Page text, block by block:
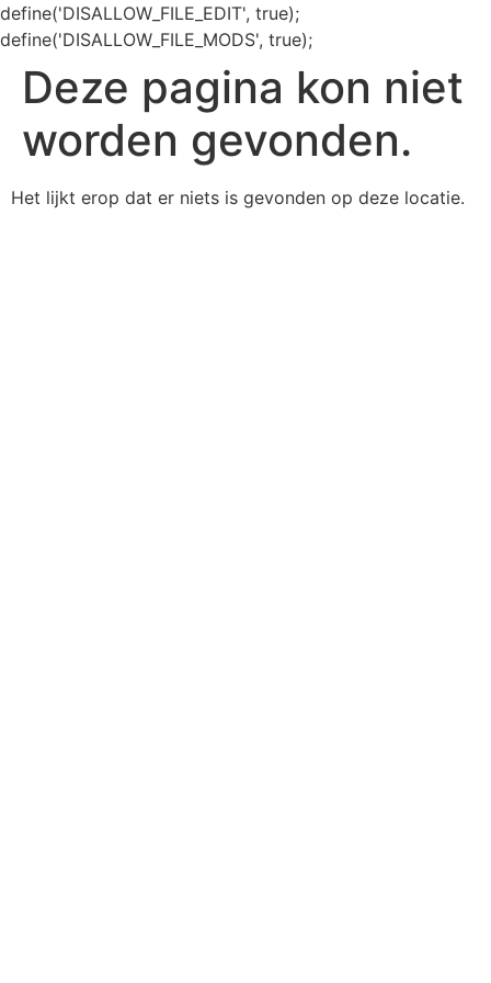
define('DISALLOW_FILE_EDIT', true);
define('DISALLOW_FILE_MODS', true);
Deze pagina kon niet
worden gevonden.
Het lijkt erop dat er niets is gevonden op deze locatie.